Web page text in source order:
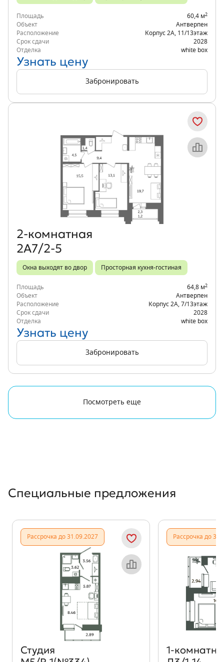
Площадь 60,4 м2
Объект
Антверпен
Расположение
Корпус 2А 11/13этаж
Срок сдачи
2028
Отделка
white box
Узнать цену
Забронировать
Объект месяца
2‑комнатная
2А7/2-5
Окна выходят во двор Просторная кухня-гостиная
Площадь 64,8 м2
Объект
Антверпен
Расположение
Корпус 2А 7/13этаж
Срок сдачи
2028
Отделка
white box
Узнать цену
Забронировать
Посмотреть еще
Специальные предложения
Рассрочка до 31.09.2027
Объект месяца
Студия
Рассрочка до